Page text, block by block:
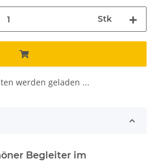
Stk
werden geladen ...
Begleiter im